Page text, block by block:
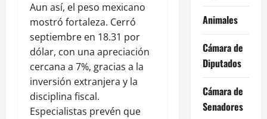
Aun así, el peso mexicano
mostró fortaleza. Cerró
septiembre en 18.31 por
dólar, con una apreciación
cercana a 7%, gracias a la
inversión extranjera y la
disciplina fiscal.
Especialistas prevén que
Animales
Cámara de
Diputados
Cámara de
Senadores